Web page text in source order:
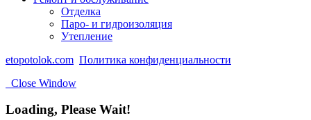
Отделка
Паро- и гидроизоляция
Утепление
etopotolok.com Политика конфиденциальности
Close Window
Loading, Please Wait!